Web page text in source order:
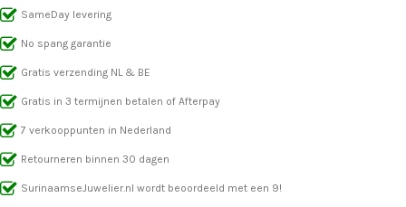
SameDay levering
No spang garantie
Gratis verzending NL & BE
Gratis in 3 termijnen betalen of Afterpay
7 verkooppunten in Nederland
Retourneren binnen 30 dagen
SurinaamseJuwelier.nl wordt beoordeeld met een 9!